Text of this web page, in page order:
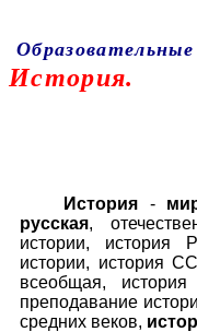
История.
История -
русская,
истории, история
истории, история
всеобщая,
преподавание
средних веков,